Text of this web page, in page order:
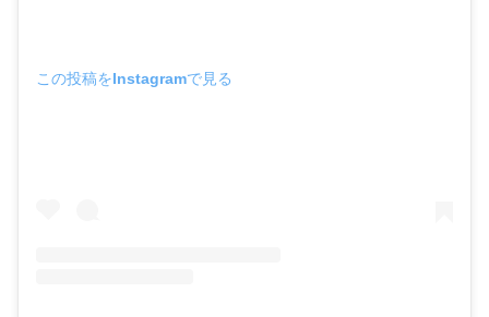
この投稿をInstagramで見る